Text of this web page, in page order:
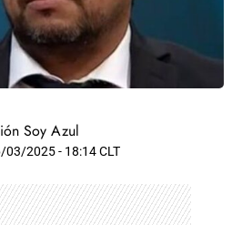
Soy Azul
03/2025 - 18:14 CLT